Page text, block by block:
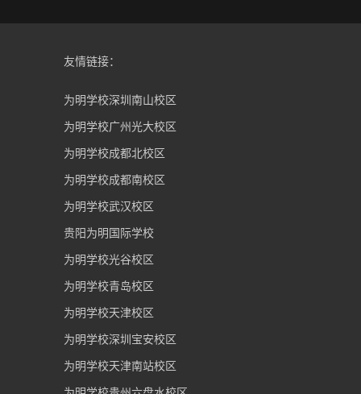
友情链接：
为明学校深圳南山校区
为明学校广州光大校区
为明学校成都北校区
为明学校成都南校区
为明学校武汉校区
贵阳为明国际学校
为明学校光谷校区
为明学校青岛校区
为明学校天津校区
为明学校深圳宝安校区
为明学校天津南站校区